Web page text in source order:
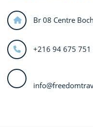
Br 08 Centre
+216 94 675 751